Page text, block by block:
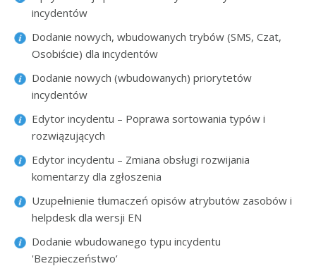
incydentów
Dodanie nowych, wbudowanych trybów (SMS, Czat,
Osobiście) dla incydentów
Dodanie nowych (wbudowanych) priorytetów
incydentów
Edytor incydentu – Poprawa sortowania typów i
rozwiązujących
Edytor incydentu – Zmiana obsługi rozwijania
komentarzy dla zgłoszenia
Uzupełnienie tłumaczeń opisów atrybutów zasobów i
helpdesk dla wersji EN
Dodanie wbudowanego typu incydentu
'Bezpieczeństwo’